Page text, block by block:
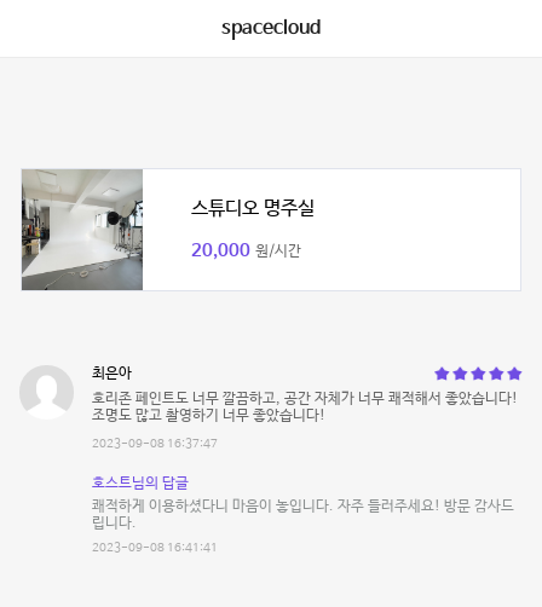
spacecloud
스튜디오 명주실
20,000 원/시간
최은아
호리존 페인트도 너무 깔끔하고, 공간 자체가 너무 쾌적해서 좋았습니다!
조명도 많고 촬영하기 너무 좋았습니다!
2023-09-08 16:37:47
호스트님의 답글
쾌적하게 이용하셨다니 마음이 놓입니다. 자주 들러주세요! 방문 감사드
립니다.
2023-09-08 16:41:41